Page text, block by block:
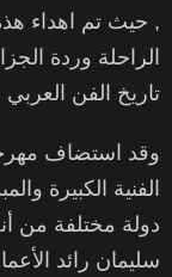
, حيث تم اهداء
الراحلة وردة
تاريخ الفن العربي
وقد استضاف
دولة مختلفة من